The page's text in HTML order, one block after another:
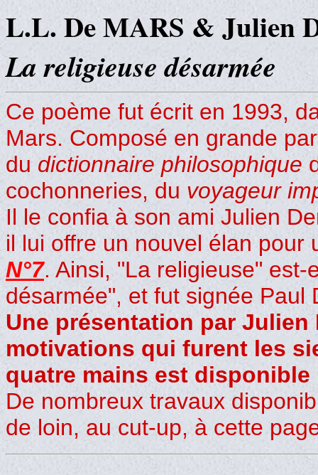
L.L. De MARS & Julien
La religieuse désarmée
Ce poème fut écrit en 1993,
Mars. Composé en grande
du dictionnaire philosophique
cochonneries, du voyageur
Il le confia à son ami Julien
il lui offre un nouvel élan
N°7. Ainsi, "La religieuse"
désarmée", et fut signée Paul
Une présentation par
motivations qui furent les
quatre mains est
De nombreux travaux
de loin, au cut-up, à cette